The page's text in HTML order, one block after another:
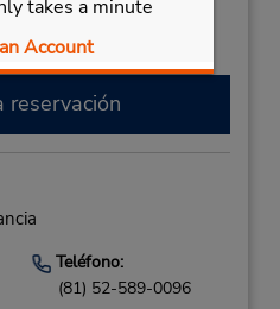
takes a minute
Account
transporte hasta el
reservación
Teléfono:
(81) 52-589-0096